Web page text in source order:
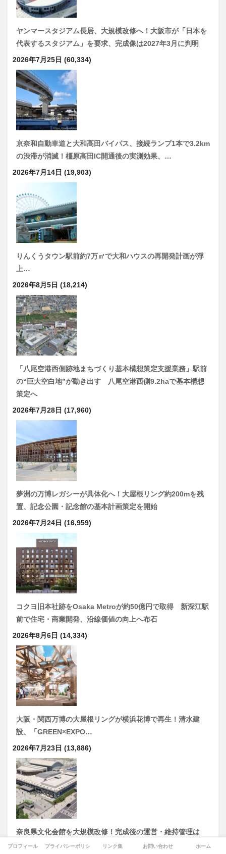
ヤンマースタジアム長居、大規模改修へ！大阪市が「日本を
代表するスタジアム」を要求、完成像は2027年3月に判明
2026年7月25日 (60,334)
京奈和自動車道と大和高田バイパス、接続ランプ1本で3.2km
の渋滞が消滅！橿原高田IC開通後の実測効果、…
2026年7月14日 (19,903)
りんくうタウン駅前約7万㎡で大和ハウスの再開発計画が浮
上…
2026年8月5日 (18,214)
「八尾空港西側跡地まちづくり基本構想策定支援業務」駅前
の“巨大空白地”が動き出す 八尾空港西側9.2haで基本構想
策定へ
2026年7月28日 (17,960)
夢洲の万博レガシーが具体化へ！大屋根リング約200mを残
置、記念公園・記念館の基本計画策定を開始
2026年7月24日 (16,959)
コクヨ旧本社跡をOsaka Metroが約50億円で取得 新深江駅
前で住宅・商業開発、沿線価値の向上へ布石
2026年8月6日 (14,334)
大阪・関西万博の大屋根リングが横浜花博で再生！清水建
設、「GREEN×EXPO…
2026年7月23日 (13,886)
奈良県文化会館を大規模改修！完成後の運営・維持管理は
DMG森精機を代表企業とする「なら文化響創パートナー…
プロフィール プライバシーポリシー リンク集 お問い合わせ ホーム